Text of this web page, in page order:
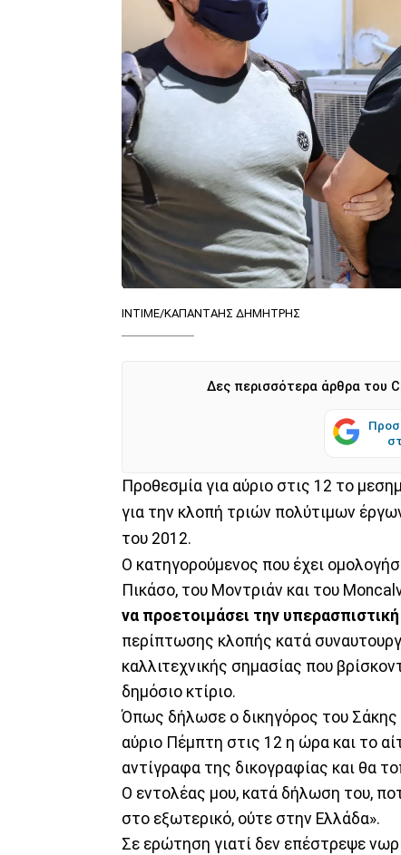
INTIME/ΚΑΠΑΝΤΑΗΣ ΔΗΜΗΤΡΗΣ
Δες περισσότερα άρθρα του
Προθεσμία για αύριο στις 12 το
για την κλοπή τριών πολύτιμων
του 2012.
Ο κατηγορούμενος που έχει
Πικάσο, του Μοντριάν και του
να προετοιμάσει την
περίπτωσης κλοπής κατά
καλλιτεχνικής σημασίας που
δημόσιο κτίριο.
Όπως δήλωσε ο δικηγόρος του Σάκης
αύριο Πέμπτη στις 12 η ώρα και το
αντίγραφα της δικογραφίας και θα
Ο εντολέας μου, κατά δήλωση του,
στο εξωτερικό, ούτε στην Ελλάδα».
Σε ερώτηση γιατί δεν επέστρεψε